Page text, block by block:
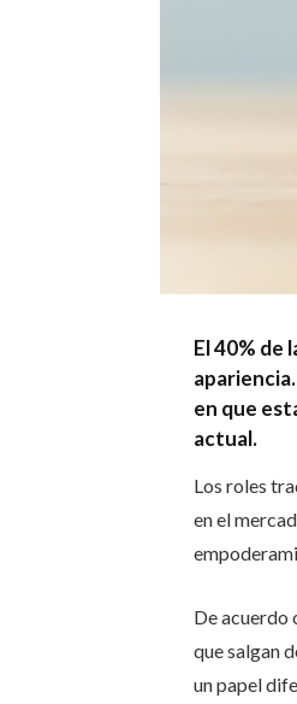
El 40% de
en que
actual.
Los roles
en el
De acuerdo
que salgan
un papel